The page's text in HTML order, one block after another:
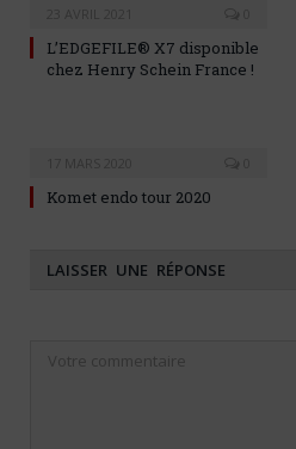
L’EDGEFILE® X7 disponible
chez Henry Schein France !
Komet endo tour 2020
LAISSER UNE RÉPONSE